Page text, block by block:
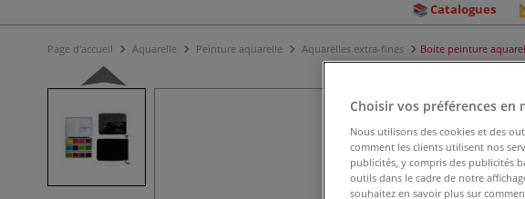
Catalogues
Page d'accueil Aquarelle Peinture aquarelle Aquarelles extra-fines Boite peinture
Choisir vos préférences en
Nous utilisons des cookies et des
comment les clients utilisent nos
publicités, y compris des publicités
outils dans le cadre de notre
souhaitez en savoir plus sur